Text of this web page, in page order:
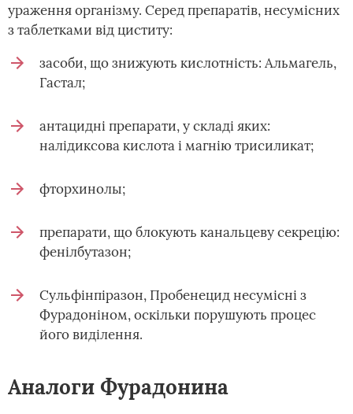
ураження організму. Серед препаратів, несумісних
з таблетками від циститу:
засоби, що знижують кислотність: Альмагель,
Гастал;
антацидні препарати, у складі яких:
налідиксова кислота і магнію трисиликат;
фторхинолы;
препарати, що блокують канальцеву секрецію:
фенілбутазон;
Сульфінпіразон, Пробенецид несумісні з
Фурадоніном, оскільки порушують процес
його виділення.
Аналоги Фурадонина